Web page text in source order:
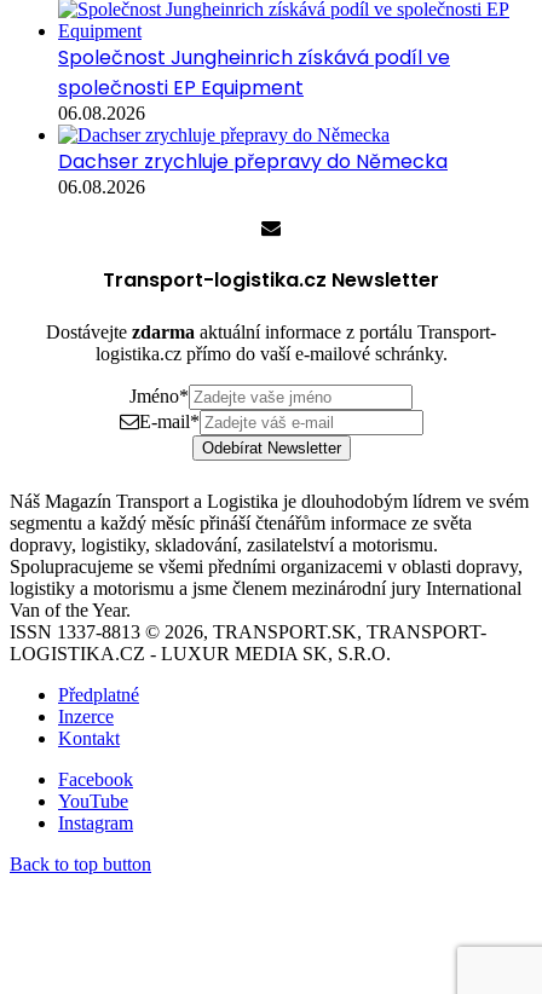
Společnost Jungheinrich získává podíl ve
společnosti EP Equipment
06.08.2026
Dachser zrychluje přepravy do Německa
06.08.2026
Transport-logistika.cz Newsletter
Dostávejte zdarma aktuální informace z portálu Transport-
logistika.cz přímo do vaší e-mailové schránky.
Jméno*
E-mail*
Odebírat Newsletter
Náš Magazín Transport a Logistika je dlouhodobým lídrem ve svém
segmentu a každý měsíc přináší čtenářům informace ze světa
dopravy, logistiky, skladování, zasilatelství a motorismu.
Spolupracujeme se všemi předními organizacemi v oblasti dopravy,
logistiky a motorismu a jsme členem mezinárodní jury International
Van of the Year.
ISSN 1337-8813 © 2026, TRANSPORT.SK, TRANSPORT-
LOGISTIKA.CZ - LUXUR MEDIA SK, S.R.O.
Předplatné
Inzerce
Kontakt
Facebook
YouTube
Instagram
Back to top button